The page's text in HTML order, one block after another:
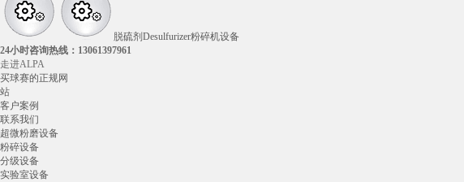
脱硫剂Desulfurizer粉碎机设备
24小时咨询热线： 13061397961
走进ALPA
买球赛的正规网
站
客户案例
联系我们
超微粉磨设备
粉碎设备
分级设备
实验室设备